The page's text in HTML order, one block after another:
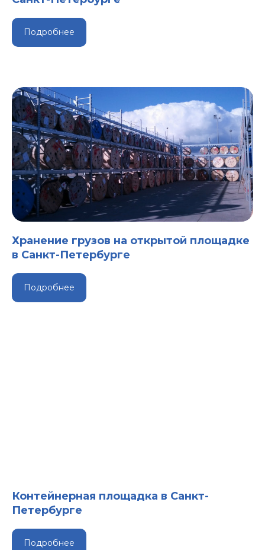
Подробнее
Хранение грузов на открытой площадке
в Санкт-Петербурге
Подробнее
Контейнерная площадка в Санкт-
Петербурге
Подробнее